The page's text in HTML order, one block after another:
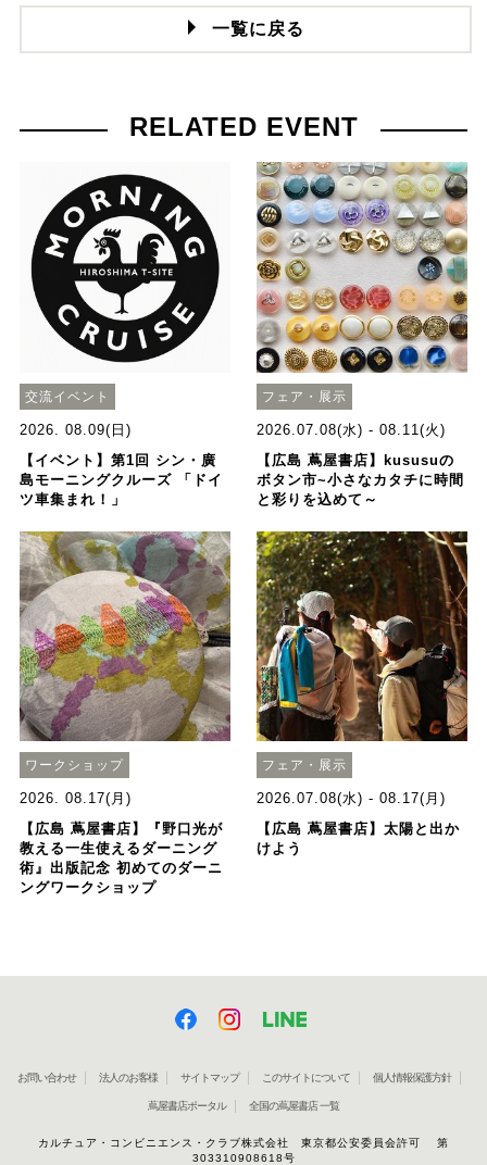
一覧に戻る
RELATED EVENT
交流イベント
2026. 08.09(日)
【イベント】第1回 シン・廣
島モーニングクルーズ 「ドイ
ツ車集まれ！」
フェア・展示
2026.07.08(水) - 08.11(火)
【広島 蔦屋書店】kususuの
ボタン市~小さなカタチに時間
と彩りを込めて～
ワークショップ
2026. 08.17(月)
【広島 蔦屋書店】『野口光が
教える一生使えるダーニング
術』出版記念 初めてのダーニ
ングワークショップ
フェア・展示
2026.07.08(水) - 08.17(月)
【広島 蔦屋書店】太陽と出か
けよう
お問い合わせ 法人のお客様 サイトマップ このサイトについて 個人情報保護方針
蔦屋書店ポータル 全国の蔦屋書店 一覧
カルチュア・コンビニエンス・クラブ株式会社 東京都公安委員会許可 第
303310908618号